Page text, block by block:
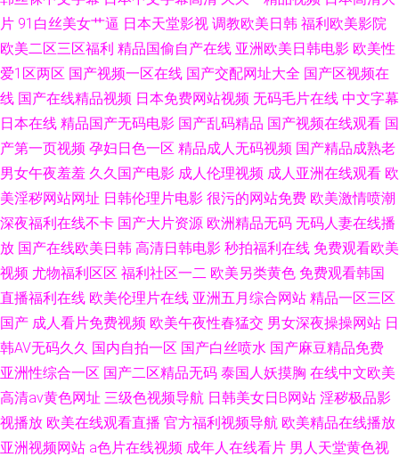
片 91白丝美女艹逼 日本天堂影视 调教欧美日韩 福利欧美影院
欧美二区三区福利 精品国偷自产在线 亚洲欧美日韩电影 欧美性
爱1区两区 国产视频一区在线 国产交配网址大全 国产区视频在
线 国产在线精品视频 日本免费网站视频 无码毛片在线 中文字幕
日本在线 精品国产无码电影 国产乱码精品 国产视频在线观看 国
产第一页视频 孕妇日色一区 精品成人无码视频 国产精品成熟老
男女午夜羞羞 久久国产电影 成人伦理视频 成人亚洲在线观看 欧
美淫秽网站网址 日韩伦理片电影 很污的网站免费 欧美激情喷潮
深夜福利在线不卡 国产大片资源 欧洲精品无码 无码人妻在线播
放 国产在线欧美日韩 高清日韩电影 秒拍福利在线 免费观看欧美
视频 尤物福利区区 福利社区一二 欧美另类黄色 免费观看韩国
直播福利在线 欧美伦理片在线 亚洲五月综合网站 精品一区三区
国产 成人看片免费视频 欧美午夜性春猛交 男女深夜操操网站 日
韩AV无码久久 国内自拍一区 国产白丝喷水 国产麻豆精品免费
亚洲性综合一区 国产二区精品无码 泰国人妖摸胸 在线中文欧美
高清av黄色网址 三级色视频导航 日韩美女日B网站 淫秽极品影
视播放 欧美在线观看直播 官方福利视频导航 欧美精品在线播放
亚洲视频网站 a色片在线视频 成年人在线看片 男人天堂黄色视